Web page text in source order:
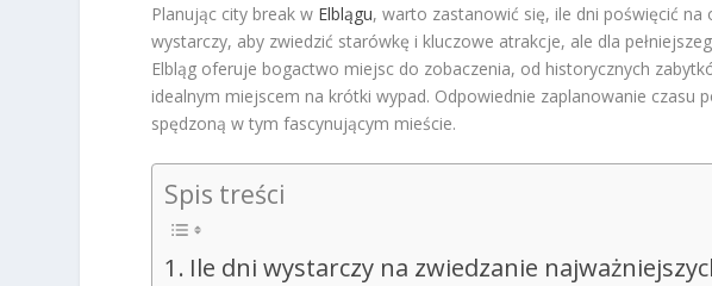
Planując city break w Elblągu, warto zastanowić się, ile dni poświęcić
wystarczy, aby zwiedzić starówkę i kluczowe atrakcje, ale dla
Elbląg oferuje bogactwo miejsc do zobaczenia, od historycznych
idealnym miejscem na krótki wypad. Odpowiednie zaplanowanie czasu
spędzoną w tym fascynującym mieście.
Spis treści
Ile dni wystarczy na zwiedzanie